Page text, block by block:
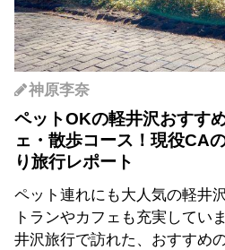
神原李奈
ペットOKの軽井沢おすす
ェ・散歩コース！現役CA
り旅行レポート
ペット連れにも大人気の軽井
トランやカフェも充実してい
井沢旅行で訪れた、おすすめ